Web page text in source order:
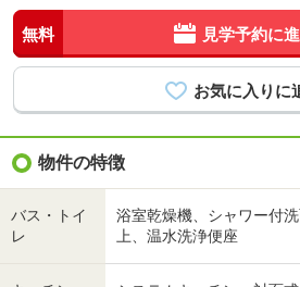
無料 見学予約に
物件の特徴
バス・トイ
レ
浴室乾燥機、シャワー付
上、温水洗浄便座